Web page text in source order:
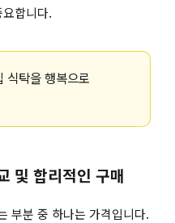
합니다.
식탁을 행복으로
및 합리적인 구매
부분 중 하나는 가격입니다.